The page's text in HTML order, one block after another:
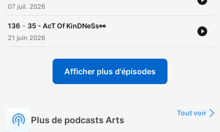
07 juil. 2026
136 - 35 - AcT Of KinDNeSs👀
21 juin 2026
Afficher plus d'épisodes
Plus de podcasts Arts
Tout voir